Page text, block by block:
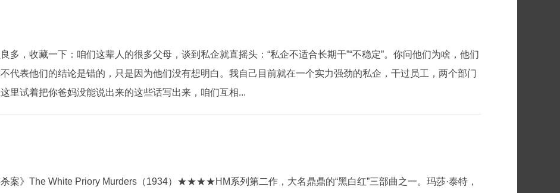
多，收藏一下：咱们这辈人的很多父母，谈到私企就直摇头：“私企不适合长期干”“不稳定”。你问他们为啥，他们
代表他们的结论是错的，只是因为他们没有想明白。我自己目前就在一个实力强劲的私企，干过员工，两个部门
里试着把你爸妈没能说出来的这些话写出来，咱们互相...
杀案》The White Priory Murders（1934）★★★★HM系列第二作，大名鼎鼎的“黑白红”三部曲之一。玛莎·泰特，